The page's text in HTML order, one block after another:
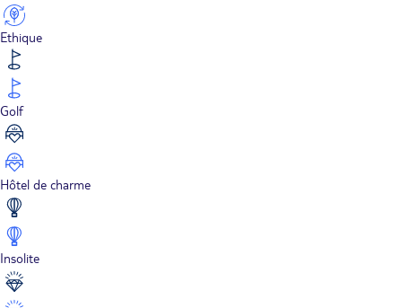
Ethique
Golf
Hôtel de charme
Insolite